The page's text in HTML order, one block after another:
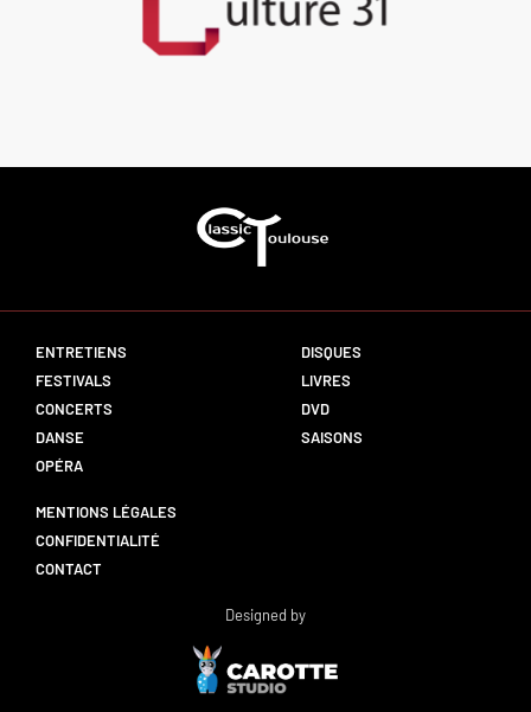
ENTRETIENS
FESTIVALS
CONCERTS
DANSE
OPÉRA
DISQUES
LIVRES
DVD
SAISONS
MENTIONS LÉGALES
CONFIDENTIALITÉ
CONTACT
Designed by